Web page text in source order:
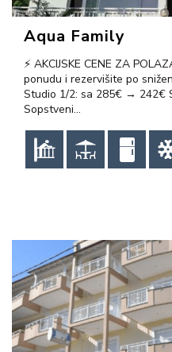
Aqua Family
⚡ AKCIJSKE CENE ZA
ponudu i rezervišite po
Studio 1/2: sa 285€ → 242€
Sopstveni…
VIŠE